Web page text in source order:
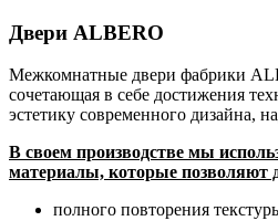
Двери ALBERO
Межкомнатные двери фабрики
сочетающая в себе достижения
эстетику современного дизайна,
В своем производстве мы
материалы, которые позволяют
полного повторения